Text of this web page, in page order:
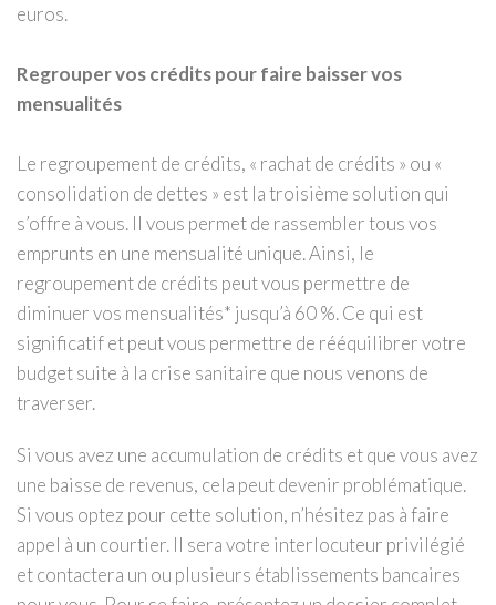
euros.
Regrouper vos crédits pour faire baisser vos
mensualités
Le regroupement de crédits, « rachat de crédits » ou «
consolidation de dettes » est la troisième solution qui
s’offre à vous. Il vous permet de rassembler tous vos
emprunts en une mensualité unique. Ainsi, le
regroupement de crédits peut vous permettre de
diminuer vos mensualités* jusqu’à 60 %. Ce qui est
significatif et peut vous permettre de rééquilibrer votre
budget suite à la crise sanitaire que nous venons de
traverser.
Si vous avez une accumulation de crédits et que vous avez
une baisse de revenus, cela peut devenir problématique.
Si vous optez pour cette solution, n’hésitez pas à faire
appel à un courtier. Il sera votre interlocuteur privilégié
et contactera un ou plusieurs établissements bancaires